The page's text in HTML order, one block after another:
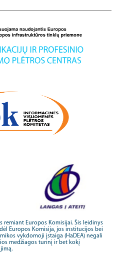
remiant Europos Komisijai. Šis leidinys
Europos Komisija, jos institucijos bei
vykdomoji įstaiga (HaDEA) negali
medžiagos turinį ir bet kokį